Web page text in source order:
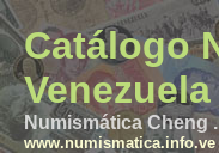
Catálogo
Venezuela
Numismática Cheng .
www.numismatica.info.ve